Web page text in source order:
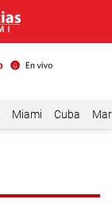
Miami Cuba